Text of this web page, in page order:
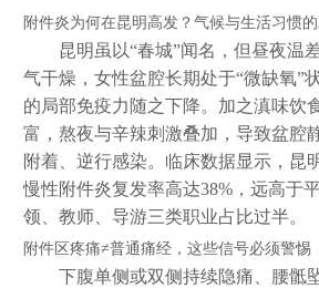
附件炎为何在昆明高发？气候与生活习惯
昆明虽以“春城”闻名，但昼夜温
气干燥，女性盆腔长期处于“微缺氧”
的局部免疫力随之下降。加之滇味饮
富，熬夜与辛辣刺激叠加，导致盆腔
附着、逆行感染。临床数据显示，昆
慢性附件炎复发率高达38%，远高于
领、教师、导游三类职业占比过半。
附件区疼痛≠普通痛经，这些信号必须警惕
下腹单侧或双侧持续隐痛、腰骶